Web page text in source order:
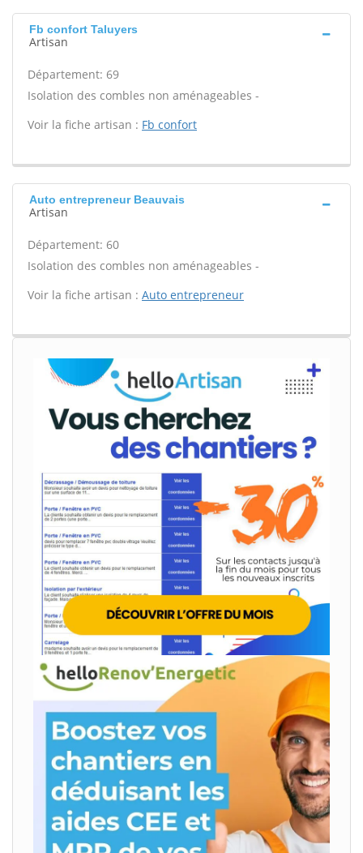
Fb confort Taluyers
Artisan
Département: 69
Isolation des combles non aménageables -
Voir la fiche artisan : Fb confort
Auto entrepreneur Beauvais
Artisan
Département: 60
Isolation des combles non aménageables -
Voir la fiche artisan : Auto entrepreneur